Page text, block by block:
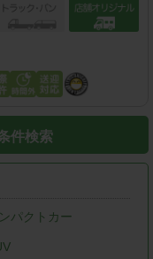
件検索
パクトカー